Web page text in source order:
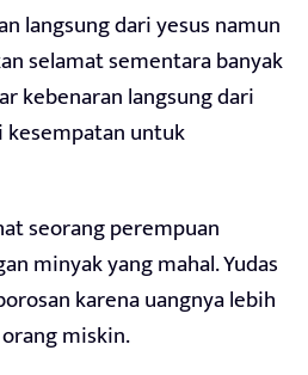
langsung dari yesus namun
selamat sementara banyak
kebenaran langsung dari
kesempatan untuk
seorang perempuan
minyak yang mahal. Yudas
karena uangnya lebih
miskin.